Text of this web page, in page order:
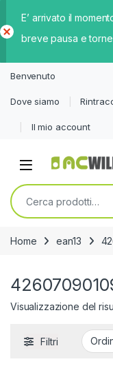
E’ arrivato il
breve pausa e
iud
Benvenuto
Dove siamo
Il mio account
Cerca:
Home ean13
Visualizzazione del
Filtri